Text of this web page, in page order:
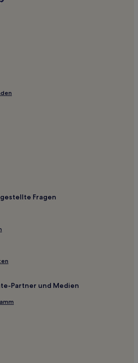
Redewisch
Rerik
Vorpommern
Vorpommern
Mecklenburg-Vorpommern
Vorpommern
in Mecklenburg-Vorpommern
Vorpommern
Frühstück in Mecklenburg-
Dobbin-Linstow
Nossentiner Hütte
Altstadt Wismar
Fragen
Partner und Medien